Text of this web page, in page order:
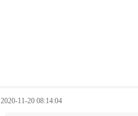
2020-11-20 08:14:04